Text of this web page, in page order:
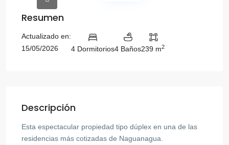
Resumen
Actualizado en:
15/05/2026
4 Dormitorios4 Baños239 m2
Descripción
Esta espectacular propiedad tipo dúplex en una de las
residencias más cotizadas de Naguanagua.